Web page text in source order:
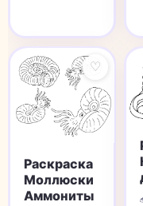
♡
Раскраска
Моллюски
Аммониты